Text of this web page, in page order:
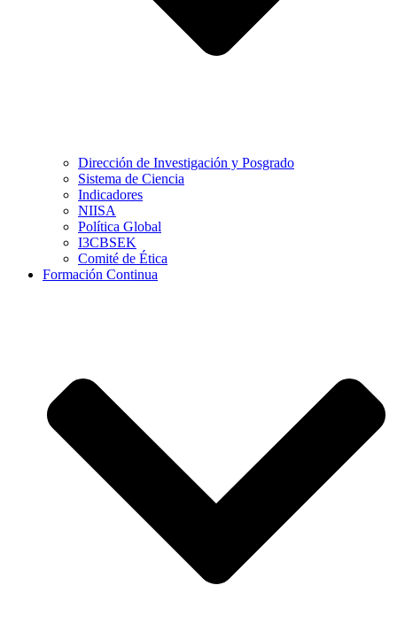
Dirección de Investigación y Posgrado
Sistema de Ciencia
Indicadores
NIISA
Política Global
I3CBSEK
Comité de Ética
Formación Continua